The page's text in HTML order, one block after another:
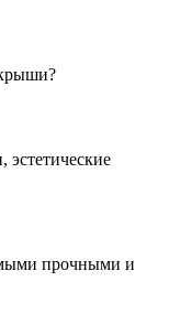
прочными и